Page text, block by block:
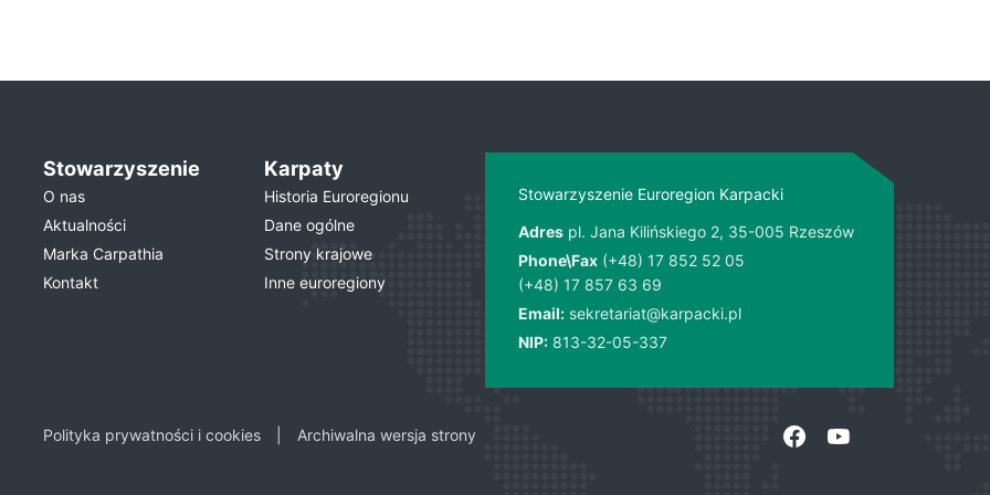
Stowarzyszenie
O nas
Aktualności
Marka Carpathia
Kontakt
Karpaty
Historia Euroregionu
Dane ogólne
Strony krajowe
Inne euroregiony
Stowarzyszenie Euroregion Karpacki
Adres pl. Jana Kilińskiego 2, 35-005 Rzeszów
Phone\Fax (+48) 17 852 52 05
(+48) 17 857 63 69
Email: sekretariat@karpacki.pl
NIP: 813-32-05-337
Polityka prywatności i cookies Archiwalna wersja strony